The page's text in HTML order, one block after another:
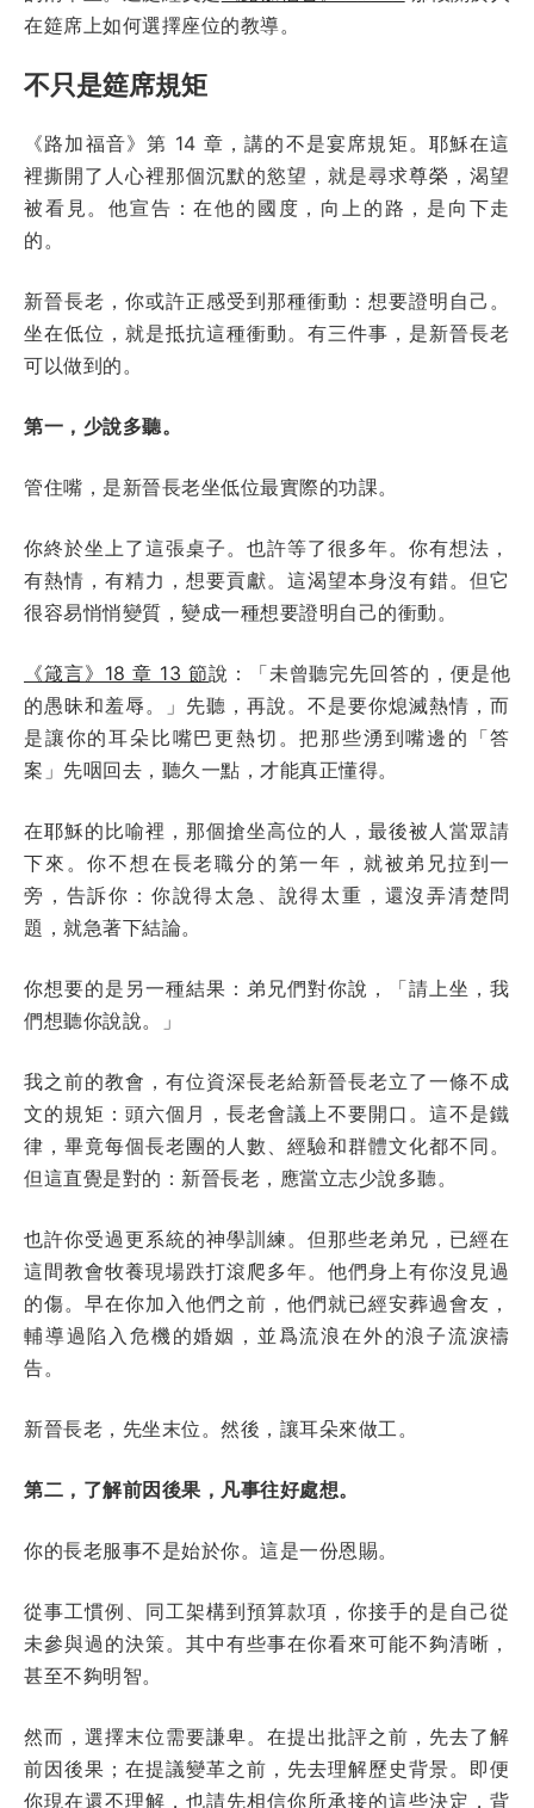
在筵席上如何選擇座位的教導。
不只是筵席規矩
《路加福音》第 14 章，講的不是宴席規矩。耶穌在這
裡撕開了人心裡那個沉默的慾望，就是尋求尊榮，渴望
被看見。他宣告：在他的國度，向上的路，是向下走
的。
新晉長老，你或許正感受到那種衝動：想要證明自己。
坐在低位，就是抵抗這種衝動。有三件事，是新晉長老
可以做到的。
第一，少說多聽。
管住嘴，是新晉長老坐低位最實際的功課。
你終於坐上了這張桌子。也許等了很多年。你有想法，
有熱情，有精力，想要貢獻。這渴望本身沒有錯。但它
很容易悄悄變質，變成一種想要證明自己的衝動。
《箴言》18 章 13 節說：「未曾聽完先回答的，便是他
的愚昧和羞辱。」先聽，再說。不是要你熄滅熱情，而
是讓你的耳朵比嘴巴更熱切。把那些湧到嘴邊的「答
案」先咽回去，聽久一點，才能真正懂得。
在耶穌的比喻裡，那個搶坐高位的人，最後被人當眾請
下來。你不想在長老職分的第一年，就被弟兄拉到一
旁，告訴你：你說得太急、說得太重，還沒弄清楚問
題，就急著下結論。
你想要的是另一種結果：弟兄們對你說，「請上坐，我
們想聽你說說。」
我之前的教會，有位資深長老給新晉長老立了一條不成
文的規矩：頭六個月，長老會議上不要開口。這不是鐵
律，畢竟每個長老團的人數、經驗和群體文化都不同。
但這直覺是對的：新晉長老，應當立志少說多聽。
也許你受過更系統的神學訓練。但那些老弟兄，已經在
這間教會牧養現場跌打滾爬多年。他們身上有你沒見過
的傷。早在你加入他們之前，他們就已經安葬過會友，
輔導過陷入危機的婚姻，並爲流浪在外的浪子流淚禱
告。
新晉長老，先坐末位。然後，讓耳朵來做工。
第二，了解前因後果，凡事往好處想。
你的長老服事不是始於你。這是一份恩賜。
從事工慣例、同工架構到預算款項，你接手的是自己從
未參與過的決策。其中有些事在你看來可能不夠清晰，
甚至不夠明智。
然而，選擇末位需要謙卑。在提出批評之前，先去了解
前因後果；在提議變革之前，先去理解歷史背景。即便
你現在還不理解，也請先相信你所承接的這些決定，背